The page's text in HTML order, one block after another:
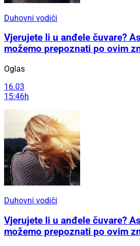
Duhovni vodiči
Vjerujete li u anđele čuvare?
možemo prepoznati po ovim
Oglas
16.03
15:46h
Duhovni vodiči
Vjerujete li u anđele čuvare?
možemo prepoznati po ovim